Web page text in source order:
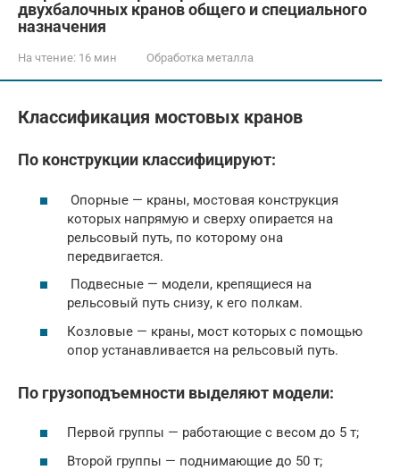
двухбалочных кранов общего и специального
назначения
На чтение: 16 мин Обработка металла
Классификация мостовых кранов
По конструкции классифицируют:
Опорные — краны, мостовая конструкция
которых напрямую и сверху опирается на
рельсовый путь, по которому она
передвигается.
Подвесные — модели, крепящиеся на
рельсовый путь снизу, к его полкам.
Козловые — краны, мост которых с помощью
опор устанавливается на рельсовый путь.
По грузоподъемности выделяют модели:
Первой группы — работающие с весом до 5 т;
Второй группы — поднимающие до 50 т;